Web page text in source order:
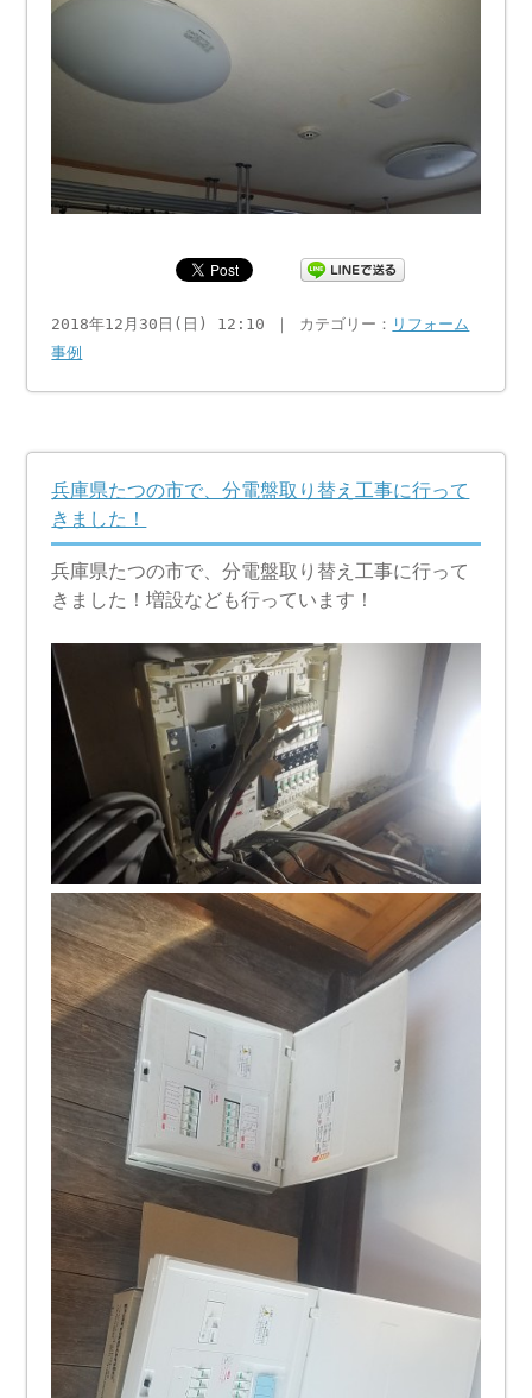
2018年12月30日(日) 12:10 ｜ カテゴリー： リフォーム
事例
兵庫県たつの市で、分電盤取り替え工事に行って
きました！
兵庫県たつの市で、分電盤取り替え工事に行って
きました！増設なども行っています！